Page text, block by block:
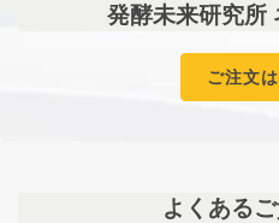
発酵未来研究所
ご注文
よくある